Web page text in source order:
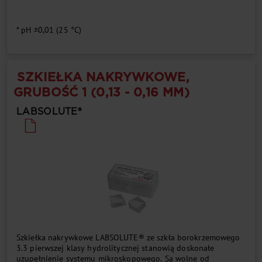
* pH ±0,01 (25 °C)
SZKIEŁKA NAKRYWKOWE,
GRUBOŚĆ 1 (0,13 - 0,16 MM)
LABSOLUTE®
Szkiełka nakrywkowe LABSOLUTE® ze szkła borokrzemowego
3.3 pierwszej klasy hydrolitycznej stanowią doskonałe
uzupełnienie systemu mikroskopowego. Są wolne od